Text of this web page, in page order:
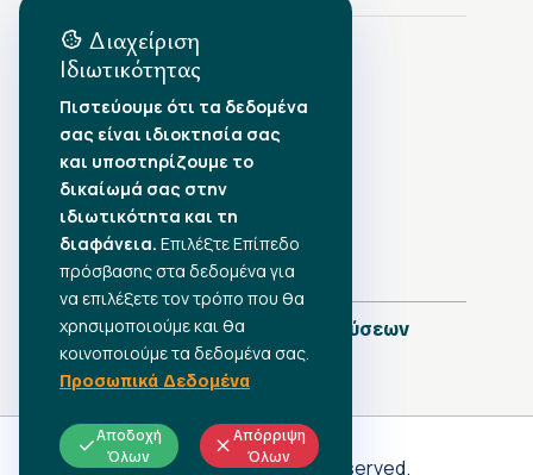
Αρχείο Δημοσιεύσεων
•Αύγουστος 2026
•Ιούλιος 2026
•Ιούνιος 2026
•Μάιος 2026
•Απρίλιος 2026
•Μάρτιος 2026
Πλήρες Ημερολόγιο Δημοσιεύσεων
Γ.Σ.Ε.Ε © 2026 All rights reserved.
Διαχείριση
Ιδιωτικότητας
Πιστεύουμε ότι τα δεδομένα
σας είναι ιδιοκτησία σας
και υποστηρίζουμε το
δικαίωμά σας στην
ιδιωτικότητα και τη
διαφάνεια. Επιλέξτε Επίπεδο
πρόσβασης στα δεδομένα για
να επιλέξετε τον τρόπο που θα
χρησιμοποιούμε και θα
κοινοποιούμε τα δεδομένα σας.
Προσωπικά Δεδομένα
Αποδοχή
Όλων
Απόρριψη
Όλων